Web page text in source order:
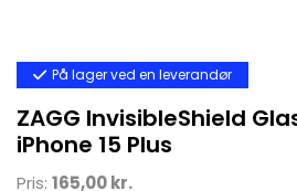
På lager ved en leverandør
ZAGG InvisibleShield
iPhone 15 Plus
Pris: 165,00 kr.